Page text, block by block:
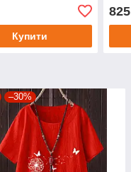
Купити
825
–30%